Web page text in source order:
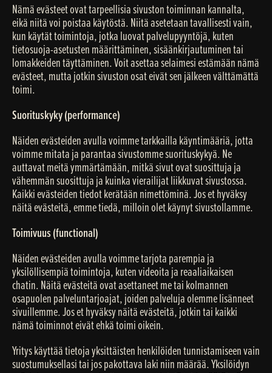
Nämä evästeet ovat tarpeellisia sivuston toiminnan kannalta,
eikä niitä voi poistaa käytöstä. Niitä asetetaan tavallisesti vain,
kun käytät toimintoja, jotka luovat palvelupyyntöjä, kuten
tietosuoja-asetusten määrittäminen, sisäänkirjautuminen tai
lomakkeiden täyttäminen. Voit asettaa selaimesi estämään nämä
evästeet, mutta jotkin sivuston osat eivät sen jälkeen välttämättä
toimi.
Suorituskyky (performance)
Näiden evästeiden avulla voimme tarkkailla käyntimääriä, jotta
voimme mitata ja parantaa sivustomme suorituskykyä. Ne
auttavat meitä ymmärtämään, mitkä sivut ovat suosittuja ja
vähemmän suosittuja ja kuinka vierailijat liikkuvat sivustossa.
Kaikki evästeiden tiedot kerätään nimettöminä. Jos et hyväksy
näitä evästeitä, emme tiedä, milloin olet käynyt sivustollamme.
Toimivuus (functional)
Näiden evästeiden avulla voimme tarjota parempia ja
yksilöllisempiä toimintoja, kuten videoita ja reaaliaikaisen
chatin. Näitä evästeitä ovat asettaneet me tai kolmannen
osapuolen palveluntarjoajat, joiden palveluja olemme lisänneet
sivuillemme. Jos et hyväksy näitä evästeitä, jotkin tai kaikki
nämä toiminnot eivät ehkä toimi oikein.
Yritys käyttää tietoja yksittäisten henkilöiden tunnistamiseen vain
suostumuksellasi tai jos pakottava laki niin määrää. Yksilöidyn